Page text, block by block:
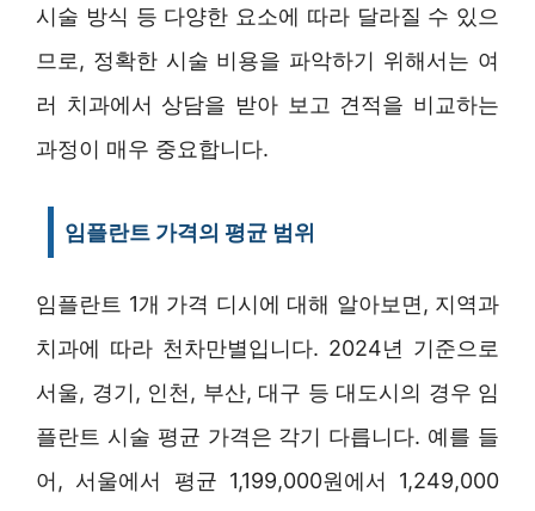
시술 방식 등 다양한 요소에 따라 달라질 수 있으
므로, 정확한 시술 비용을 파악하기 위해서는 여
러 치과에서 상담을 받아 보고 견적을 비교하는
과정이 매우 중요합니다.
임플란트 가격의 평균 범위
임플란트 1개 가격 디시에 대해 알아보면, 지역과
치과에 따라 천차만별입니다. 2024년 기준으로
서울, 경기, 인천, 부산, 대구 등 대도시의 경우 임
플란트 시술 평균 가격은 각기 다릅니다. 예를 들
어, 서울에서 평균 1,199,000원에서 1,249,000